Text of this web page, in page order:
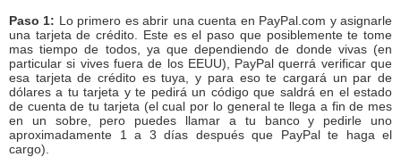
Paso 1: Lo primero es abrir una cuenta en PayPal.com y asignarle
una tarjeta de crédito. Este es el paso que posiblemente te tome
mas tiempo de todos, ya que dependiendo de donde vivas (en
particular si vives fuera de los EEUU), PayPal querrá verificar que
esa tarjeta de crédito es tuya, y para eso te cargará un par de
dólares a tu tarjeta y te pedirá un código que saldrá en el estado
de cuenta de tu tarjeta (el cual por lo general te llega a fin de mes
en un sobre, pero puedes llamar a tu banco y pedirle uno
aproximadamente 1 a 3 días después que PayPal te haga el
cargo).